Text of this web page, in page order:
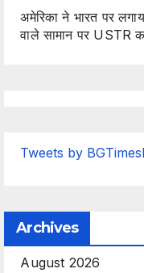
अमेरिका ने भारत पर
वाले सामान पर USTR
Tweets by
Archives
August 2026